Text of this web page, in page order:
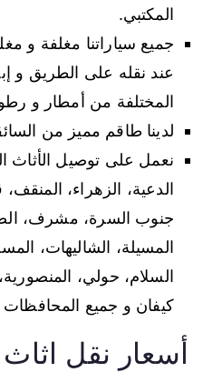
المكتبي.
جميع سياراتنا مغلفة و
عند نقله على الطريق و
المختلفة من أمطار و
لدينا طاقم مميز من
نعمل على توصيل الأثاث
الدعية، الزهراء،
جنوب السرة، مشرف،
المسيلة، الشاليهات،
السلام، حولي،
كيفان و جميع المحافظات
أسعار نقل